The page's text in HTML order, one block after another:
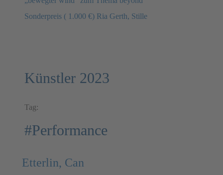
Sonderpreis ( 1.000 €) Ria Gerth, Stille
Künstler 2023
Tag:
#Performance
Etterlin, Can